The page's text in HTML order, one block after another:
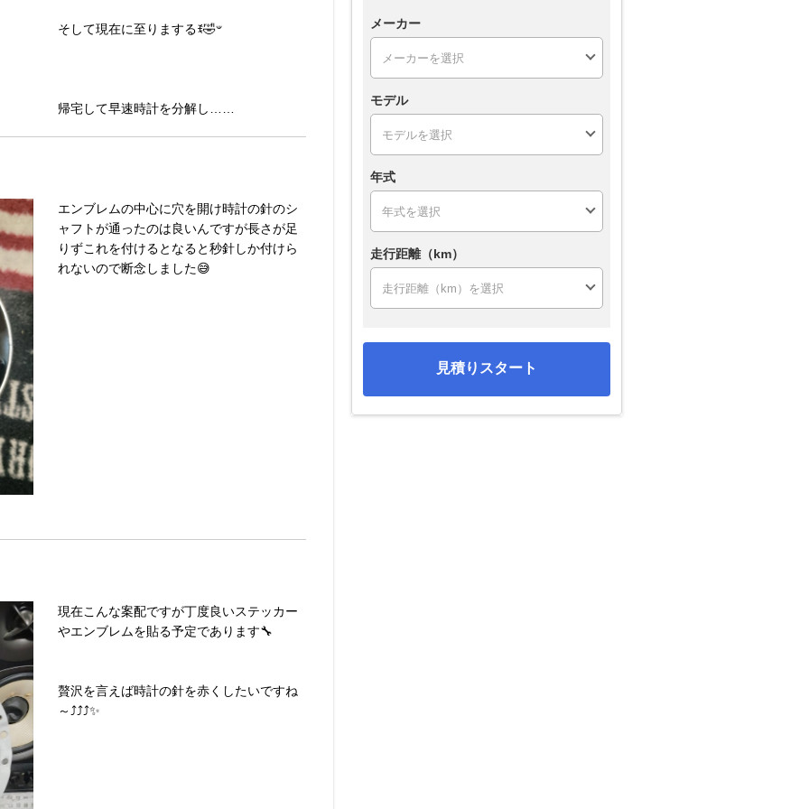
そして現在に至りまするꉂ🤣𐤔
帰宅して早速時計を分解し……
エンブレムの中心に穴を開け時計の針のシ
ャフトが通ったのは良いんですが長さが足
りずこれを付けるとなると秒針しか付けら
れないので断念しました😅
現在こんな案配ですが丁度良いステッカー
やエンブレムを貼る予定であります🔧
贅沢を言えば時計の針を赤くしたいですね
～⤴⤴⤴✨
メーカー
モデル
年式
走行距離（km）
見積りスタート